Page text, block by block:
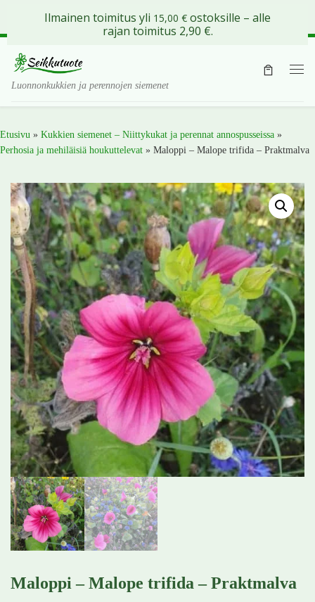
Skip to content
Luonnonkukkien ja perennojen siemenet
Etusivu » Kukkien siemenet – Niittykukat ja perennat annospusseissa »
Perhosia ja mehiläisiä houkuttelevat » Maloppi – Malope trifida – Praktmalva
Maloppi – Malope trifida – Praktmalva
Ilmainen toimitus yli 15,00 € ostoksille – alle
rajan toimitus 2,90 €.